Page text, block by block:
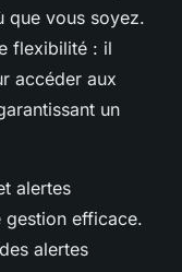
que vous soyez.
flexibilité : il
accéder aux
un
alertes
gestion efficace.
alertes